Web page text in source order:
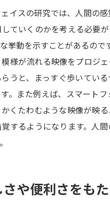
イスの研究では、人間の
ていくのかを考える必要
挙動を示すことがあるのです
様が流れる映像をプロジ
うと、まっすぐ歩いてい
。また例えば、スマート
くたわむような映像が映
するようになります。人
や便利さをも